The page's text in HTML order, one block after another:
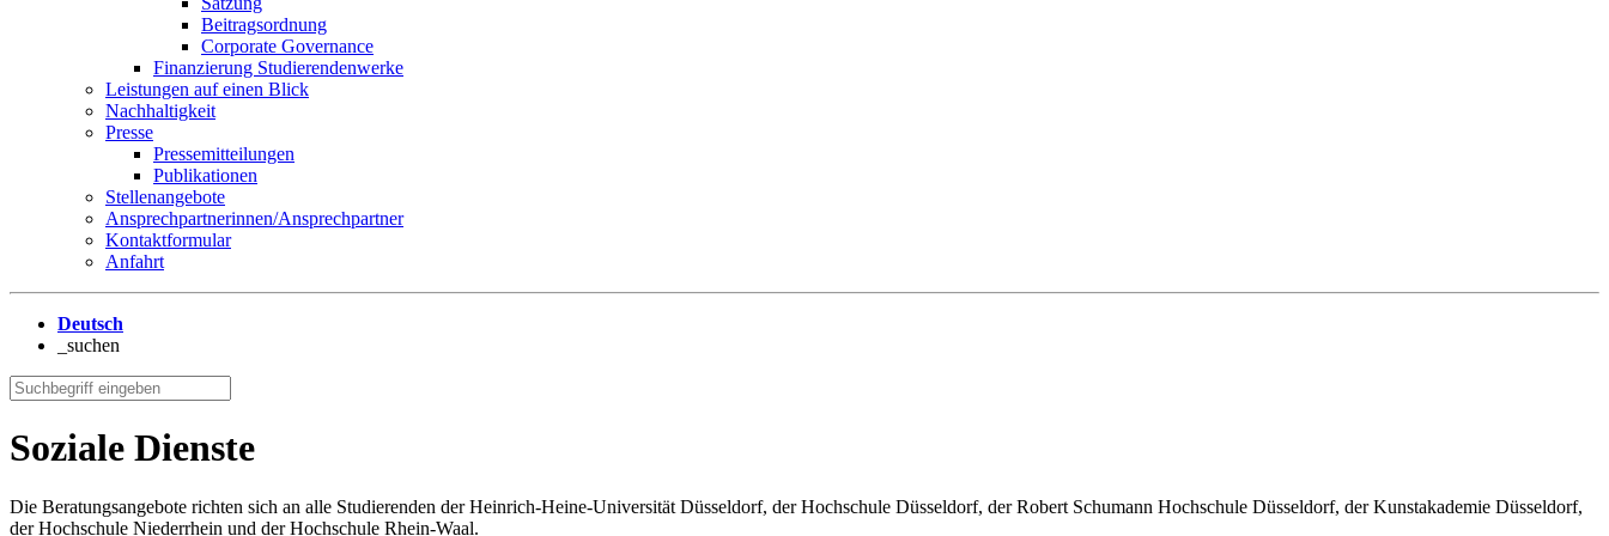
Beitragsordnung
Corporate Governance
Finanzierung Studierendenwerke
Leistungen auf einen Blick
Nachhaltigkeit
Presse
Pressemitteilungen
Publikationen
Stellenangebote
Ansprechpartnerinnen/Ansprechpartner
Kontaktformular
Anfahrt
Deutsch
_suchen
Soziale Dienste
Die Beratungsangebote richten sich an alle Studierenden der Heinrich-Heine-Universität Düsseldorf, der Hochschule Düsseldorf, der Robert Schumann Hochschule Düsseldorf, der Kunstakademie Düsseldorf,
der Hochschule Niederrhein und der Hochschule Rhein-Waal.